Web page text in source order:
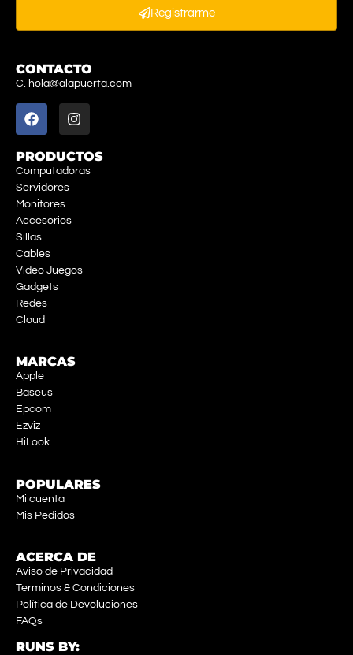
Registrarme
CONTACTO
C. hola@alapuerta.com
PRODUCTOS
Computadoras
Servidores
Monitores
Accesorios
Sillas
Cables
Video Juegos
Gadgets
Redes
Cloud
MARCAS
Apple
Baseus
Epcom
Ezviz
HiLook
POPULARES
Mi cuenta
Mis Pedidos
ACERCA DE
Aviso de Privacidad
Terminos & Condiciones
Política de Devoluciones
FAQs
RUNS BY: